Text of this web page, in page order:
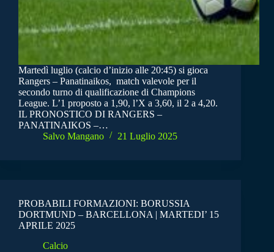
Martedì luglio (calcio d’inizio alle 20:45) si gioca
Rangers – Panatinaikos, match valevole per il
secondo turno di qualificazione di Champions
League. L’1 proposto a 1,90, l’X a 3,60, il 2 a 4,20.
IL PRONOSTICO DI RANGERS –
PANATINAIKOS –…
Salvo Mangano
21 Luglio 2025
PROBABILI FORMAZIONI: BORUSSIA
DORTMUND – BARCELLONA | MARTEDI’ 15
APRILE 2025
Calcio